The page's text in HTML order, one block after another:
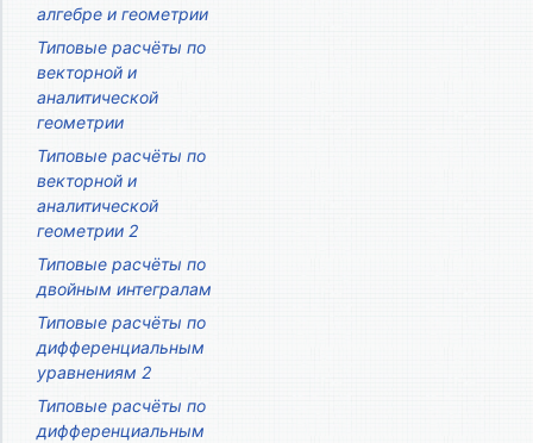
алгебре и геометрии
Типовые расчёты по
векторной и
аналитической
геометрии
Типовые расчёты по
векторной и
аналитической
геометрии 2
Типовые расчёты по
двойным интегралам
Типовые расчёты по
дифференциальным
уравнениям 2
Типовые расчёты по
дифференциальным